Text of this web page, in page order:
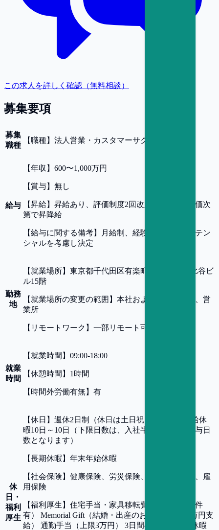
この求人を詳しく確認（無料相談）
募集要項
募集
職種
【職種】 法人営業・カスタマーサクセス
給与
【年収 】 600〜1,000万円
【 賞与】 無し
【昇給】 昇給あり、評価制度2回改定/年 ※人事評価次
第で昇降給
【給与に関する備考】
月給制、経験・スキル・ポテン
シャルを考慮し決定
勤務
地
【 就業場所】 東京都千代田区有楽町1-2-2 東宝日比谷ビ
ル15階
【 就業場所の変更の範囲 】 本社および全ての支社、営
業所
【 リモートワーク 】 一部リモート可
就業
時間
【 就業時間 】 09:00-18:00
【休憩時間 】 1時間
【 時間外労働有無】 有
休
日・
福利
厚生
【休日 】 週休2日制（休日は土日祝日）、年間有給休
暇10日～10日（下限日数は、入社半年経過後の付与日
数となります）
【長期休暇 】 年末年始休暇
【社会保険 】 健康保険、労災保険、厚生年金保険、雇
用保険
【福利厚生 】 住宅手当・家具移転費補助（支給条件
有） Memorial Gift（結婚・出産のお祝い事には5万円支
給） 通勤手当（上限3万円） 3日間の入社時特別休暇